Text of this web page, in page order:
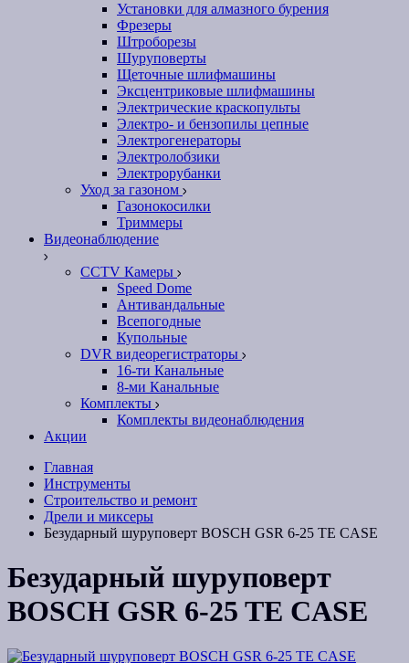
Установки для алмазного бурения
Фрезеры
Штроборезы
Шуруповерты
Щеточные шлифмашины
Эксцентриковые шлифмашины
Электрические краскопульты
Электро- и бензопилы цепные
Электрогенераторы
Электролобзики
Электрорубанки
Уход за газоном
Газонокосилки
Триммеры
Видеонаблюдение
CCTV Камеры
Speed Dome
Антивандальные
Всепогодные
Купольные
DVR видеорегистраторы
16-ти Канальные
8-ми Канальные
Комплекты
Комплекты видеонаблюдения
Акции
Главная
Инструменты
Строительство и ремонт
Дрели и миксеры
Безударный шуруповерт BOSCH GSR 6-25 TE CASE
Безударный шуруповерт
BOSCH GSR 6-25 TE CASE